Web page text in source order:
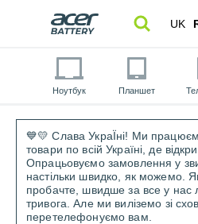
💙💛 Слава УкраЇні! Ми
товари по всій Україні, де
Опрацьовуємо замовлення у
настільки швидко, як можемо.
пробачте, швидше за все у нас
тривога. Але ми виліземо зі
перетелефонуємо вам.
UK
Ноутбук Планшет